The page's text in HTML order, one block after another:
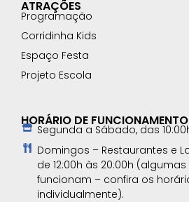
ATRAÇÕES
Programação
Corridinha Kids
Espaço Festa
Projeto Escola
HORÁRIO DE FUNCIONAMENTO
Segunda a Sábado, das
Domingos – Restaurantes e
de 12:00h às 20:00h
funcionam – confira os
individualmente).